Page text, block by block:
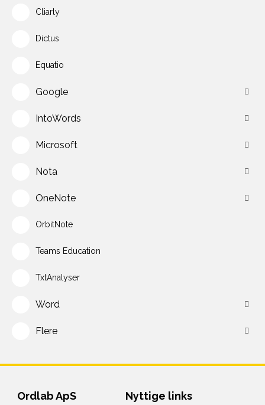
Cliarly
Dictus
Equatio
Google
IntoWords
Microsoft
Nota
OneNote
OrbitNote
Teams Education
TxtAnalyser
Word
Flere
Ordlab ApS Nyttige links